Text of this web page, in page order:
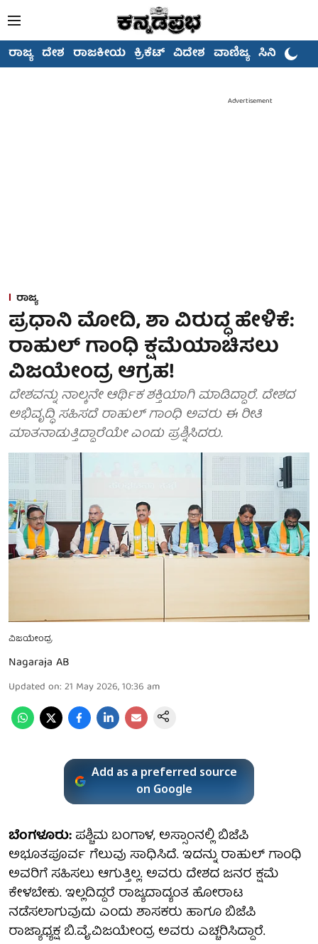
ರಾಜ್ಯ ದೇಶ ರಾಜಕೀಯ ಕ್ರಿಕೆಟ್ ವಿದೇಶ ವಾಣಿಜ್ಯ ಸಿನಿಮಾ
Advertisement
ರಾಜ್ಯ
ಪ್ರಧಾನಿ ಮೋದಿ, ಶಾ ವಿರುದ್ಧ ಹೇಳಿಕೆ:
ರಾಹುಲ್ ಗಾಂಧಿ ಕ್ಷಮೆಯಾಚಿಸಲು
ವಿಜಯೇಂದ್ರ ಆಗ್ರಹ!
ದೇಶವನ್ನು ನಾಲ್ಕನೇ ಆರ್ಥಿಕ ಶಕ್ತಿಯಾಗಿ ಮಾಡಿದ್ದಾರೆ. ದೇಶದ
ಅಭಿವೃದ್ಧಿ ಸಹಿಸದೆ ರಾಹುಲ್ ಗಾಂಧಿ ಅವರು ಈ ರೀತಿ
ಮಾತನಾಡುತ್ತಿದ್ದಾರೆಯೇ ಎಂದು ಪ್ರಶ್ನಿಸಿದರು.
ವಿಜಯೇಂದ್ರ
Nagaraja AB
Updated on: 21 May 2026, 10:36 am
Add as a preferred source
on Google
ಬೆಂಗಳೂರು:ಪಶ್ಚಿಮ ಬಂಗಾಳ, ಅಸ್ಸಾಂನಲ್ಲಿ ಬಿಜೆಪಿ
ಅಭೂತಪೂರ್ವ ಗೆಲುವು ಸಾಧಿಸಿದೆ. ಇದನ್ನು ರಾಹುಲ್ ಗಾಂಧಿ
ಅವರಿಗೆ ಸಹಿಸಲು ಆಗುತ್ತಿಲ್ಲ. ಅವರು ದೇಶದ ಜನರ ಕ್ಷಮೆ
ಕೇಳಬೇಕು. ಇಲ್ಲದಿದ್ದರೆ ರಾಜ್ಯದಾದ್ಯಂತ ಹೋರಾಟ
ನಡೆಸಲಾಗುವುದು ಎಂದು ಶಾಸಕರು ಹಾಗೂ ಬಿಜೆಪಿ
ರಾಜ್ಯಾಧ್ಯಕ್ಷ ಬಿ.ವೈ.ವಿಜಯೇಂದ್ರ ಅವರು ಎಚ್ಚರಿಸಿದ್ದಾರೆ.